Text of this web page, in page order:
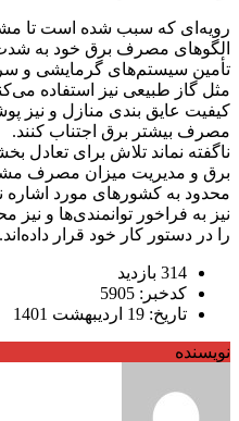
رویه‌ای که سبب شده است تا
الگو‌های مصرف برق خود به
تأمین سیستم‌های گرمایشی و
مثل گاز طبیعی نیز استفاده
کیفیت عایق بندی منازل و
مصرف بیشتر برق اجتناب کنند.
ناگفته نماند تلاش برای
برق و مدیریت میزان مصرف
محدود به کشورهای مورد
نیز به فراخور توانمندی‌ها و
را در دستور کار خود قرار داده‌اند.
314 بازدید
کدخبر: 5905
تاریخ: 19 اردیبهشت 1401
نویسنده